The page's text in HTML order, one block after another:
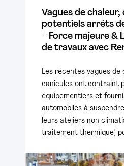
Vagues de
potentiels arrêts
– Force majeure &
de travaux avec
Les récentes vagues de
canicules ont contraint
équipementiers et
automobiles à
leurs ateliers non
traitement thermique)